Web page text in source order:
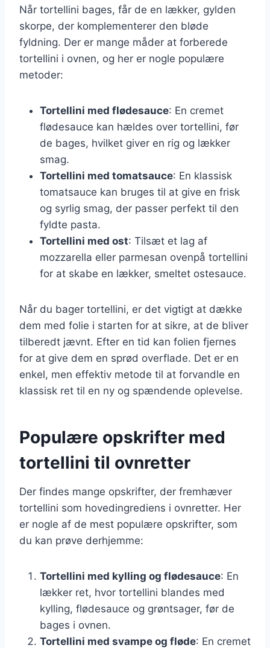
Når tortellini bages, får de en lækker, gylden
skorpe, der komplementerer den bløde
fyldning. Der er mange måder at forberede
tortellini i ovnen, og her er nogle populære
metoder:
Tortellini med flødesauce: En cremet
flødesauce kan hældes over tortellini, før
de bages, hvilket giver en rig og lækker
smag.
Tortellini med tomatsauce: En klassisk
tomatsauce kan bruges til at give en frisk
og syrlig smag, der passer perfekt til den
fyldte pasta.
Tortellini med ost: Tilsæt et lag af
mozzarella eller parmesan ovenpå tortellini
for at skabe en lækker, smeltet ostesauce.
Når du bager tortellini, er det vigtigt at dække
dem med folie i starten for at sikre, at de bliver
tilberedt jævnt. Efter en tid kan folien fjernes
for at give dem en sprød overflade. Det er en
enkel, men effektiv metode til at forvandle en
klassisk ret til en ny og spændende oplevelse.
Populære opskrifter med
tortellini til ovnretter
Der findes mange opskrifter, der fremhæver
tortellini som hovedingrediens i ovnretter. Her
er nogle af de mest populære opskrifter, som
du kan prøve derhjemme:
Tortellini med kylling og flødesauce: En
lækker ret, hvor tortellini blandes med
kylling, flødesauce og grøntsager, før de
bages i ovnen.
Tortellini med svampe og fløde: En cremet